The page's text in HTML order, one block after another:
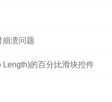
崩溃问题
的百分比滑块控件